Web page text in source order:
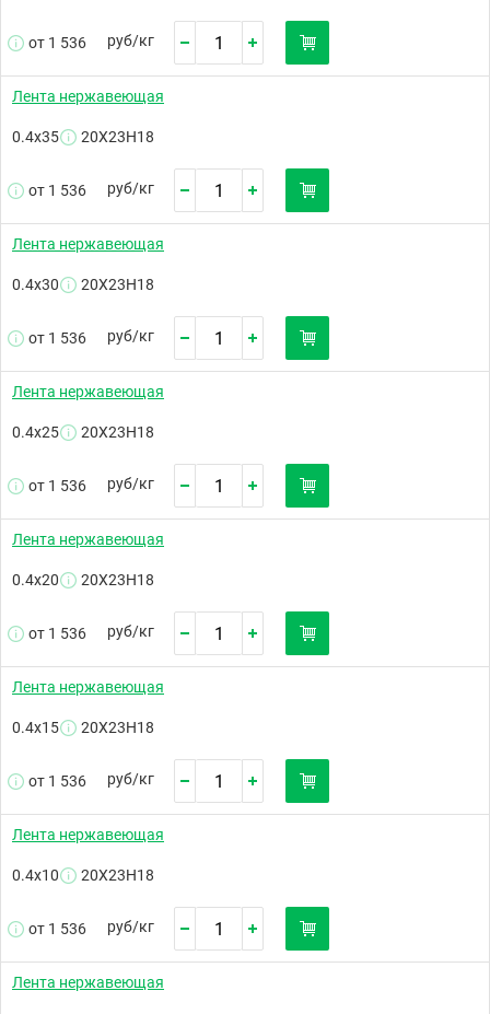
от 1 536 руб/кг
Лента нержавеющая
0.4х35 20Х23Н18
от 1 536 руб/кг
Лента нержавеющая
0.4х30 20Х23Н18
от 1 536 руб/кг
Лента нержавеющая
0.4х25 20Х23Н18
от 1 536 руб/кг
Лента нержавеющая
0.4х20 20Х23Н18
от 1 536 руб/кг
Лента нержавеющая
0.4х15 20Х23Н18
от 1 536 руб/кг
Лента нержавеющая
0.4х10 20Х23Н18
от 1 536 руб/кг
Лента нержавеющая